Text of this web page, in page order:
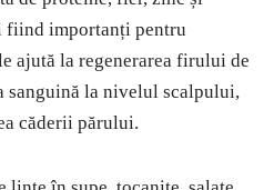
fiind importanți pentru
ajută la regenerarea firului de
sanguină la nivelul scalpului,
căderii părului.